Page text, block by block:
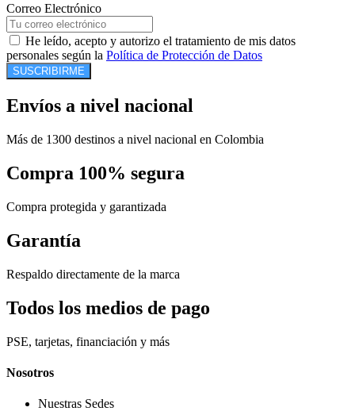
Correo Electrónico
He leído, acepto y autorizo el tratamiento de mis datos
personales según la Política de Protección de Datos
SUSCRIBIRME
Envíos a nivel nacional
Más de 1300 destinos a nivel nacional en Colombia
Compra 100% segura
Compra protegida y garantizada
Garantía
Respaldo directamente de la marca
Todos los medios de pago
PSE, tarjetas, financiación y más
Nosotros
Nuestras Sedes